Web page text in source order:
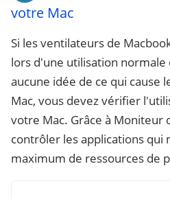
votre Mac
Si les ventilateurs de
lors d'une utilisation normale
aucune idée de ce qui cause
Mac, vous devez vérifier
votre Mac. Grâce à Moniteur
contrôler les applications qui
maximum de ressources de